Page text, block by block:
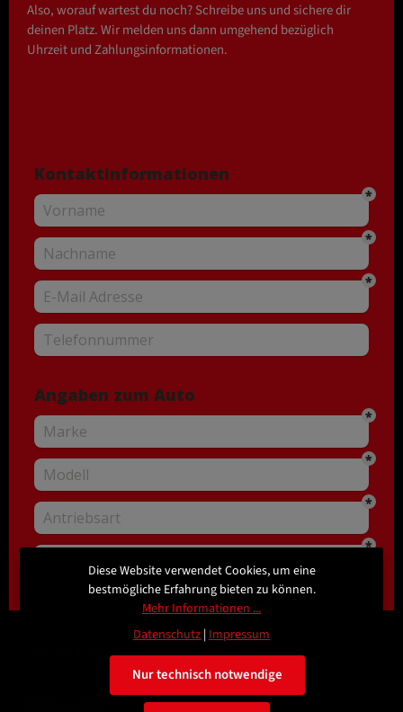
Also, worauf wartest du noch? Schreibe uns und sichere dir
deinen Platz. Wir melden uns dann umgehend bezüglich
Uhrzeit und Zahlungsinformationen.
Service-Hotline
Diese Website verwendet Cookies, um eine
bestmögliche Erfahrung bieten zu können.
Mehr Informationen ...
Datenschutz | Impressum
Nur technisch notwendige